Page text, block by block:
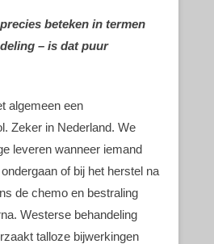
beteken in termen
– is dat puur
algemeen een
Zeker in Nederland. We
leveren wanneer iemand
of bij het herstel na
de chemo en bestraling
Westerse behandeling
talloze bijwerkingen